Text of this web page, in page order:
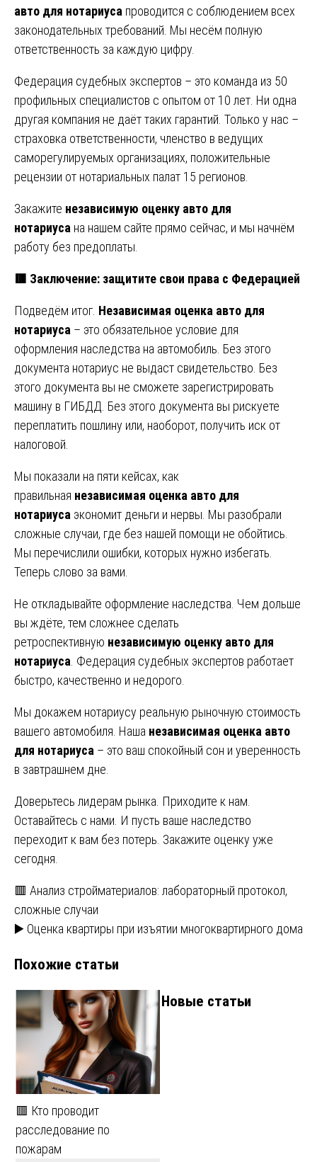
авто для нотариуса проводится с соблюдением всех
законодательных требований. Мы несём полную
ответственность за каждую цифру.
Федерация судебных экспертов – это команда из 50
профильных специалистов с опытом от 10 лет. Ни одна
другая компания не даёт таких гарантий. Только у нас –
страховка ответственности, членство в ведущих
саморегулируемых организациях, положительные
рецензии от нотариальных палат 15 регионов.
Закажите независимую оценку авто для
нотариуса на нашем сайте прямо сейчас, и мы начнём
работу без предоплаты.
🟥 Заключение: защитите свои права с Федерацией
Подведём итог. Независимая оценка авто для
нотариуса – это обязательное условие для
оформления наследства на автомобиль. Без этого
документа нотариус не выдаст свидетельство. Без
этого документа вы не сможете зарегистрировать
машину в ГИБДД. Без этого документа вы рискуете
переплатить пошлину или, наоборот, получить иск от
налоговой.
Мы показали на пяти кейсах, как
правильная независимая оценка авто для
нотариуса экономит деньги и нервы. Мы разобрали
сложные случаи, где без нашей помощи не обойтись.
Мы перечислили ошибки, которых нужно избегать.
Теперь слово за вами.
Не откладывайте оформление наследства. Чем дольше
вы ждёте, тем сложнее сделать
ретроспективную независимую оценку авто для
нотариуса . Федерация судебных экспертов работает
быстро, качественно и недорого.
Мы докажем нотариусу реальную рыночную стоимость
вашего автомобиля. Наша независимая оценка авто
для нотариуса – это ваш спокойный сон и уверенность
в завтрашнем дне.
Доверьтесь лидерам рынка. Приходите к нам.
Оставайтесь с нами. И пусть ваше наследство
переходит к вам без потерь. Закажите оценку уже
сегодня.
Навигация
по
🟥 Анализ стройматериалов: лабораторный протокол,
сложные случаи
▶️ Оценка квартиры при изъятии многоквартирного дома
Похожие статьи
🟥 Кто проводит
расследование по
пожарам
Новые статьи